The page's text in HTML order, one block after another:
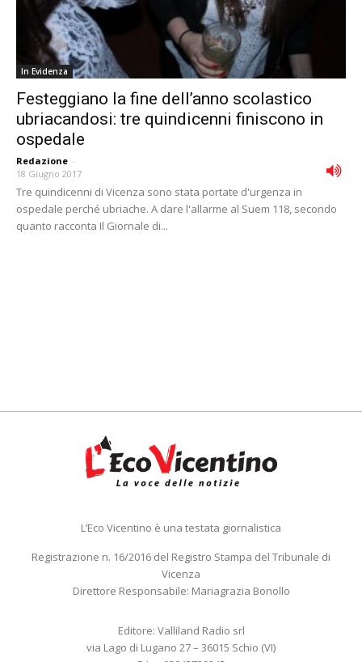
In Evidenza
Festeggiano la fine dell’anno scolastico
ubriacandosi: tre quindicenni finiscono in
ospedale
Redazione -
18 Giugno 2017
Tre quindicenni di Vicenza sono stata portate d'urgenza in
ospedale perché ubriache. A dare l'allarme al Suem 118, secondo
quanto racconta Il Giornale di...
L’Eco Vicentino è una testata giornalistica
Registrazione n. 16/2016 del Registro Stampa del Tribunale di
Vicenza
Direttore Responsabile: Mariagrazia Bonollo
Editore: Valliland Radio srl
via Lago di Lugano 27 – 36015 Schio (VI)